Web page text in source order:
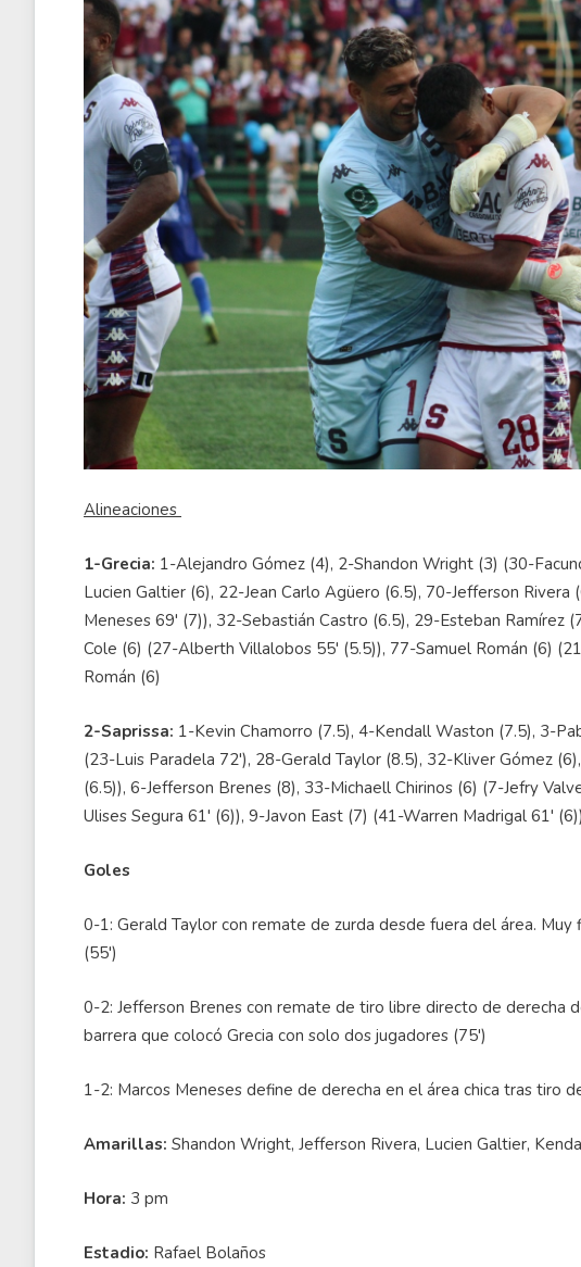
Alineaciones
1-Grecia: 1-Alejandro Gómez (4), 2-Shandon Wright (3) (30-
Lucien Galtier (6), 22-Jean Carlo Agüero (6.5), 70-Jefferson
Meneses 69' (7)), 32-Sebastián Castro (6.5), 29-Esteban Ramírez
Cole (6) (27-Alberth Villalobos 55' (5.5)), 77-Samuel Román (6)
Román (6)
2-Saprissa: 1-Kevin Chamorro (7.5), 4-Kendall Waston (7.5), 3-
(23-Luis Paradela 72'), 28-Gerald Taylor (8.5), 32-Kliver Gómez
(6.5)), 6-Jefferson Brenes (8), 33-Michaell Chirinos (6) (7-Jefry
Ulises Segura 61' (6)), 9-Javon East (7) (41-Warren Madrigal 61'
Goles
0-1: Gerald Taylor con remate de zurda desde fuera del área.
(55')
0-2: Jefferson Brenes con remate de tiro libre directo de derecha
barrera que colocó Grecia con solo dos jugadores (75')
1-2: Marcos Meneses define de derecha en el área chica tras tiro
Amarillas: Shandon Wright, Jefferson Rivera, Lucien Galtier,
Hora: 3 pm
Estadio: Rafael Bolaños